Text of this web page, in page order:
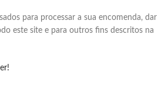
​​para processar a sua encomenda, dar
este site e para outros fins descritos na